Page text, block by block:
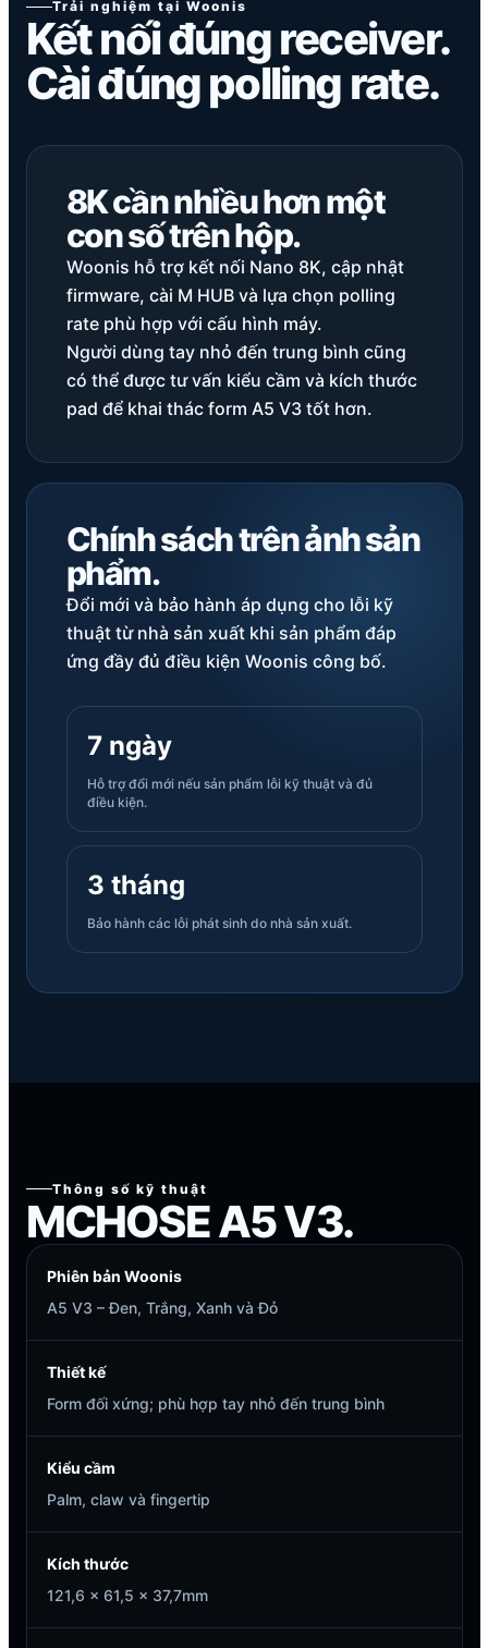
Trải nghiệm tại Woonis
Kết nối đúng receiver.
Cài đúng polling rate.
8K cần nhiều hơn một
con số trên hộp.
Woonis hỗ trợ kết nối Nano 8K, cập nhật
firmware, cài M HUB và lựa chọn polling
rate phù hợp với cấu hình máy.
Người dùng tay nhỏ đến trung bình cũng
có thể được tư vấn kiểu cầm và kích thước
pad để khai thác form A5 V3 tốt hơn.
Chính sách trên ảnh sản
phẩm.
Đổi mới và bảo hành áp dụng cho lỗi kỹ
thuật từ nhà sản xuất khi sản phẩm đáp
ứng đầy đủ điều kiện Woonis công bố.
7 ngày
Hỗ trợ đổi mới nếu sản phẩm lỗi kỹ thuật và đủ
điều kiện.
3 tháng
Bảo hành các lỗi phát sinh do nhà sản xuất.
Thông số kỹ thuật
MCHOSE A5 V3.
Phiên bản Woonis
A5 V3 – Đen, Trắng, Xanh và Đỏ
Thiết kế
Form đối xứng; phù hợp tay nhỏ đến trung bình
Kiểu cầm
Palm, claw và fingertip
Kích thước
121,6 × 61,5 × 37,7mm